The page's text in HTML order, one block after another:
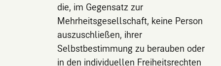
die, im Gegensatz zur
Mehrheitsgesellschaft, keine Person
auszuschließen, ihrer
Selbstbestimmung zu berauben oder
in den individuellen Freiheitsrechten